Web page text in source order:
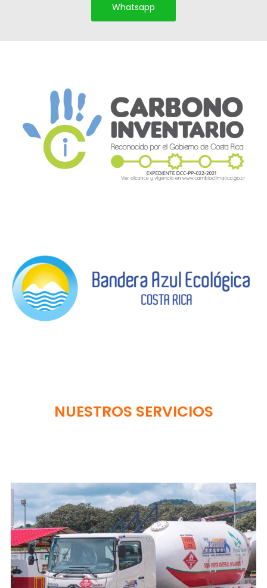
Whatsapp
NUESTROS SERVICIOS